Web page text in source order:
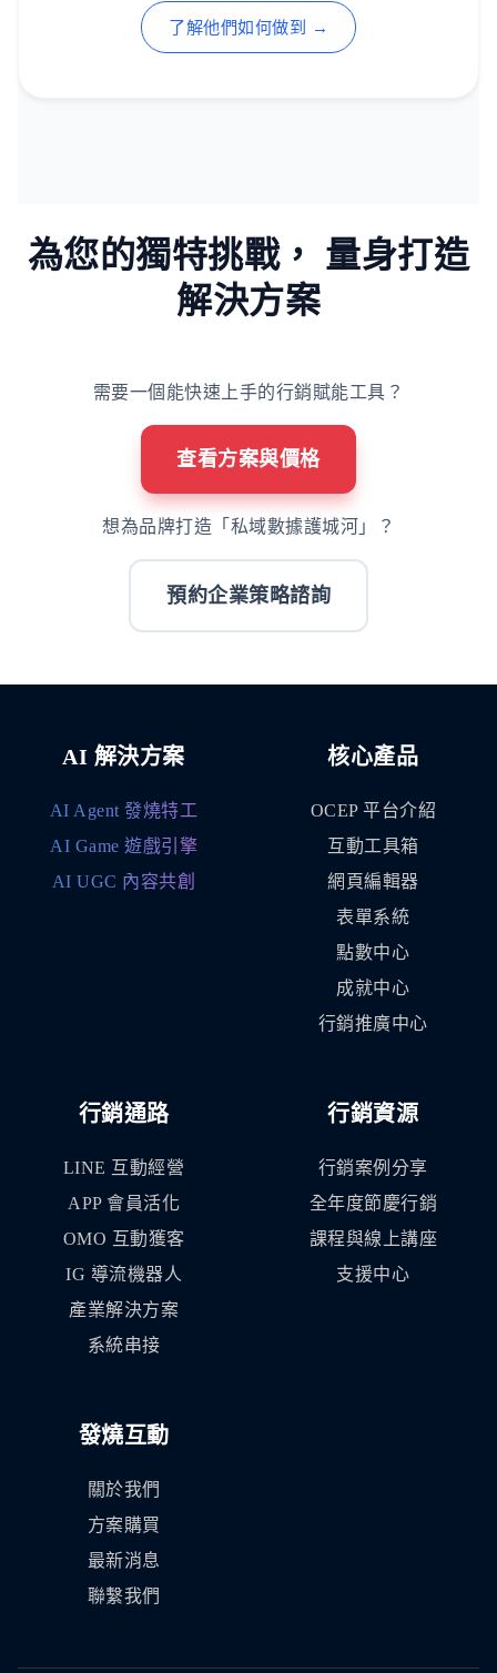
了解他們如何做到 →
為您的獨特挑戰， 量身打造
解決方案
需要一個能快速上手的行銷賦能工具？
查看方案與價格
想為品牌打造「私域數據護城河」？
預約企業策略諮詢
AI 解決方案
AI Agent 發燒特工
AI Game 遊戲引擎
AI UGC 內容共創
核心產品
OCEP 平台介紹
互動工具箱
網頁編輯器
表單系統
點數中心
成就中心
行銷推廣中心
行銷通路
LINE 互動經營
APP 會員活化
OMO 互動獲客
IG 導流機器人
產業解決方案
系統串接
行銷資源
行銷案例分享
全年度節慶行銷
課程與線上講座
支援中心
發燒互動
關於我們
方案購買
最新消息
聯繫我們